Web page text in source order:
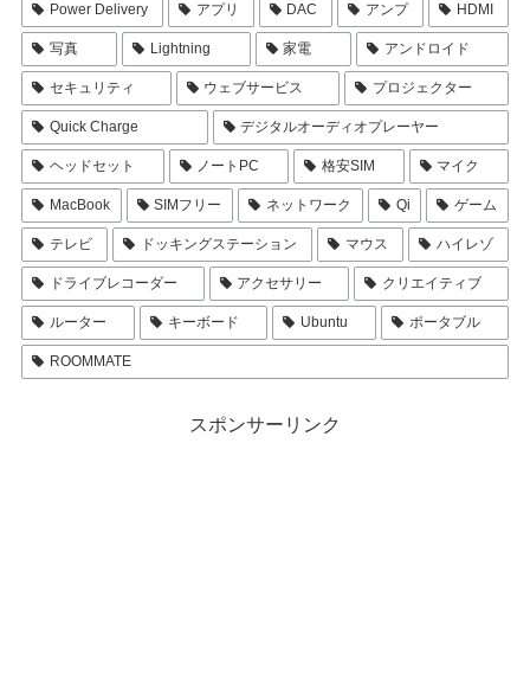
Power Delivery アプリ DAC アンプ HDMI
写真 Lightning 家電 アンドロイド
セキュリティ ウェブサービス プロジェクター
Quick Charge デジタルオーディオプレーヤー
ヘッドセット ノートPC 格安SIM マイク
MacBook SIMフリー ネットワーク Qi ゲーム
テレビ ドッキングステーション マウス ハイレゾ
ドライブレコーダー アクセサリー クリエイティブ
ルーター キーボード Ubuntu ポータブル
ROOMMATE
スポンサーリンク